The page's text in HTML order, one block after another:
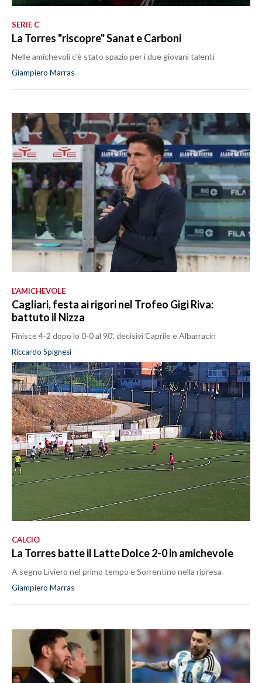
SERIE C
La Torres "riscopre" Sanat e Carboni
Nelle amichevoli c'è stato spazio per i due giovani talenti
Giampiero Marras
L’AMICHEVOLE
Cagliari, festa ai rigori nel Trofeo Gigi Riva:
battuto il Nizza
Finisce 4-2 dopo lo 0-0 al 90’, decisivi Caprile e Albarracín
Riccardo Spignesi
CALCIO
La Torres batte il Latte Dolce 2-0 in amichevole
A segno Liviero nel primo tempo e Sorrentino nella ripresa
Giampiero Marras